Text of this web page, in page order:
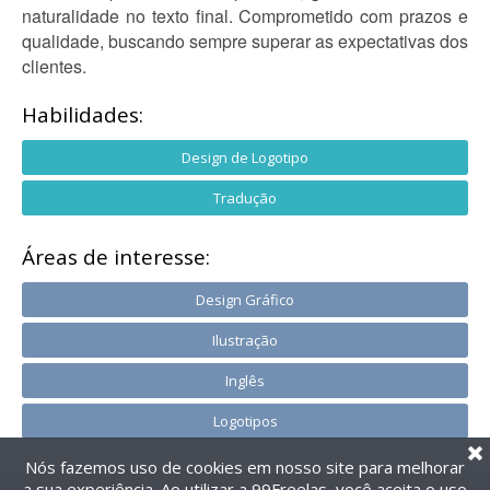
naturalidade no texto final. Comprometido com prazos e
qualidade, buscando sempre superar as expectativas dos
clientes.
Habilidades:
Design de Logotipo
Tradução
Áreas de interesse:
Design Gráfico
Ilustração
Inglês
Logotipos
Nós fazemos uso de cookies em nosso site para melhorar